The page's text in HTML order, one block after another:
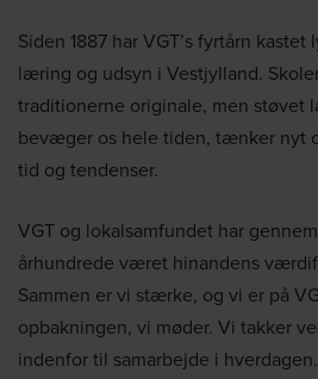
Siden 1887 har VGT’s fyrtårn
læring og udsyn i Vestjylland.
traditionerne originale, men støvet
bevæger os hele tiden, tænker nyt
tid og tendenser.
VGT og lokalsamfundet har
århundrede været hinandens
Sammen er vi stærke, og vi er på
opbakningen, vi møder. Vi takker
indenfor til samarbejde i hverdagen.